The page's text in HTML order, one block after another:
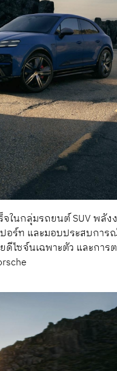
ในกลุ่มรถยนต์ SUV พลัง
ท และมอบประสบการ
ดีไซจ์นเฉพาะตัว และก